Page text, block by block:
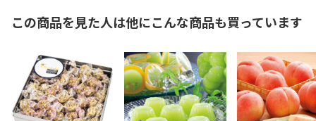
この商品を見た人は他にこんな商品も買っています